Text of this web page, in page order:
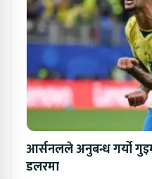
आर्सनलले अनुबन्ध गर्यो
डलरमा